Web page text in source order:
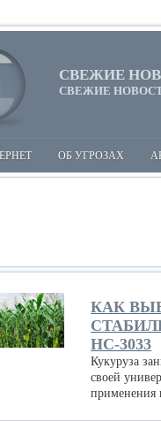
СВЕЖИЕ
СВЕЖИЕ
ОБ УГРОЗАХ
КАК
НС-3033
Кукуруза
своей
применения